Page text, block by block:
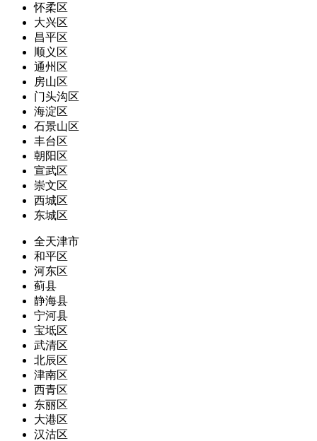
怀柔区
大兴区
昌平区
顺义区
通州区
房山区
门头沟区
海淀区
石景山区
丰台区
朝阳区
宣武区
崇文区
西城区
东城区
全天津市
和平区
河东区
蓟县
静海县
宁河县
宝坻区
武清区
北辰区
津南区
西青区
东丽区
大港区
汉沽区